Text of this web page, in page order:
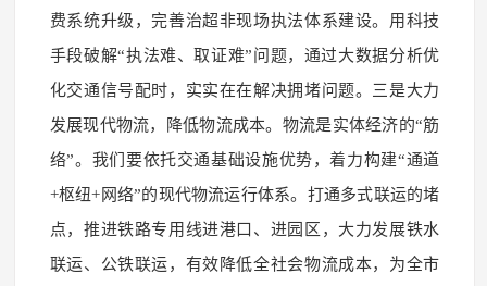
费系统升级，完善治超非现场执法体系建设。用科技
手段破解“执法难、取证难”问题，通过大数据分析优
化交通信号配时，实实在在解决拥堵问题。三是大力
发展现代物流，降低物流成本。物流是实体经济的“筋
络”。我们要依托交通基础设施优势，着力构建“通道
+枢纽+网络”的现代物流运行体系。打通多式联运的堵
点，推进铁路专用线进港口、进园区，大力发展铁水
联运、公铁联运，有效降低全社会物流成本，为全市